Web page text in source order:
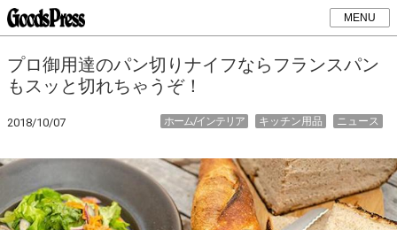
MENU
プロ御用達のパン切りナイフならフランスパン
もスッと切れちゃうぞ！
2018/10/07 ニュース
キッチン用品
ホーム/インテリア